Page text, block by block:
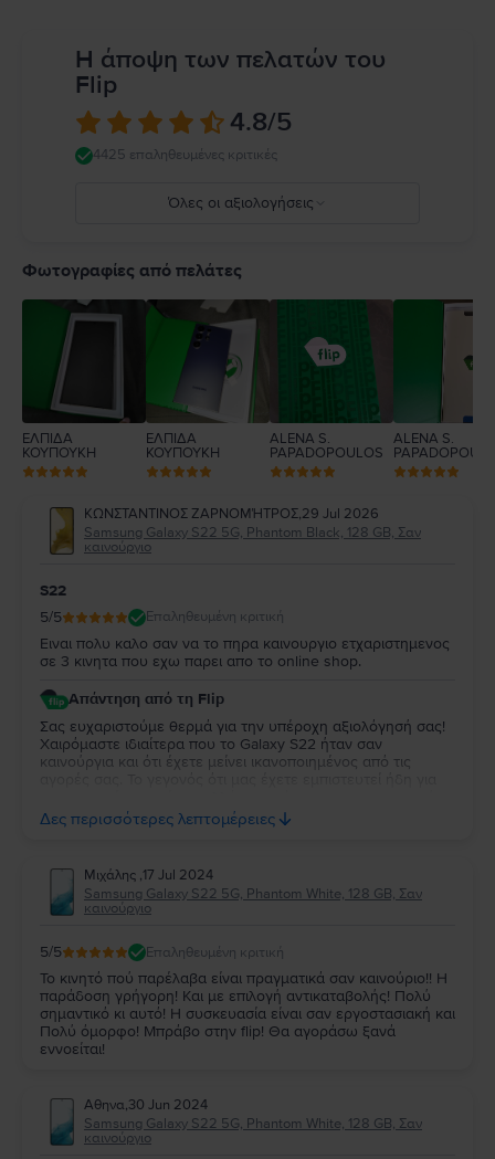
Η άποψη των πελατών του
Flip
4.8/5
4425 επαληθευμένες κριτικές
Όλες οι αξιολογήσεις
4
Φωτογραφίες από πελάτες
ΕΛΠΙΔΑ
ΚΟΥΠΟΥΚΗ
ΕΛΠΙΔΑ
ΚΟΥΠΟΥΚΗ
ALENA S.
PAPADOPOULOS
ALENA S.
ΚΩΝΣΤΑΝΤΙΝΟΣ ΖΑΡΝΟΜΉΤΡΟΣ,29 Jul 2026
Samsung Galaxy S22 5G, Phantom Black, 128 GB, Σαν
καινούργιο
S22
5/5 Επαληθευμένη κριτική
Ειναι πολυ καλο σαν να το πηρα καινουργιο ετχαριστημενος
σε 3 κινητα που εχω παρει απο το online shop.
Απάντηση από τη Flip
Σας ευχαριστούμε θερμά για την υπέροχη αξιολόγησή σας!
Χαιρόμαστε ιδιαίτερα που το Galaxy S22 ήταν σαν
καινούργια και ότι έχετε μείνει ικανοποιημένος από τις
ειλικρινά για τη στήριξή σας. Σας ευχόμαστε να απολαύσετε
τη νέα σας συσκευή και θα χαρούμε να σας
Δες περισσότερες λεπτομέρειες
Μιχάλης ,17 Jul 2024
Samsung Galaxy S22 5G, Phantom White, 128 GB, Σαν
καινούργιο
5/5 Επαληθευμένη κριτική
Το κινητό πού παρέλαβα είναι πραγματικά σαν καινούριο!! Η
παράδοση γρήγορη! Και με επιλογή αντικαταβολής! Πολύ
σημαντικό κι αυτό! Η συσκευασία είναι σαν εργοστασιακή και
Πολύ όμορφο! Μπράβο στην flip! Θα αγοράσω ξανά
εννοείται!
Αθηνα,30 Jun 2024
Samsung Galaxy S22 5G, Phantom White, 128 GB, Σαν
καινούργιο